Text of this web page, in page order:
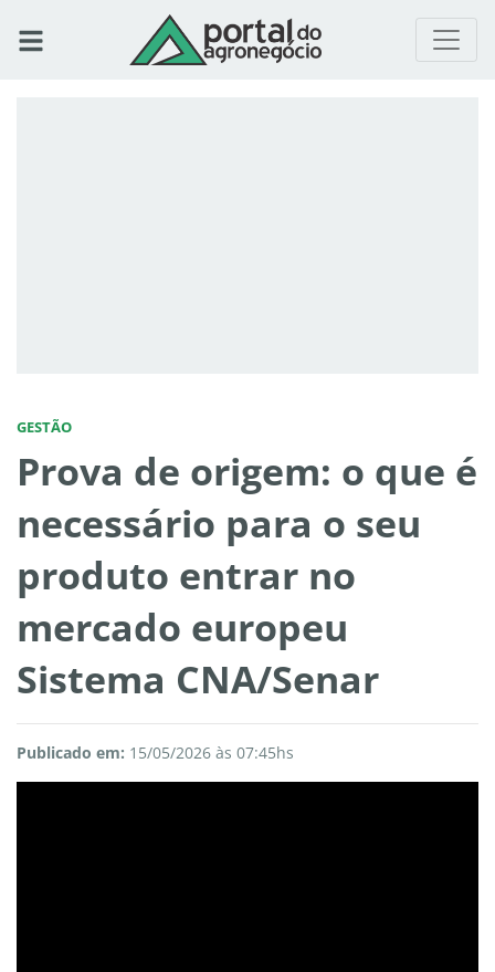
GESTÃO
Prova de origem: o que é
necessário para o seu
produto entrar no
mercado europeu
Sistema CNA/Senar
Publicado em: 15/05/2026 às 07:45hs